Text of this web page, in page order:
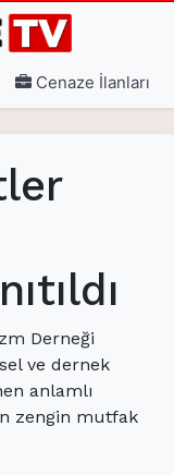
Cenaze İlanları
Derneği
ve dernek
anlamlı
zengin mutfak